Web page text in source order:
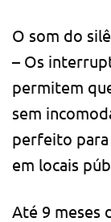
O som do
– Os
permitem
sem
perfeito para
em locais
Até 9 meses